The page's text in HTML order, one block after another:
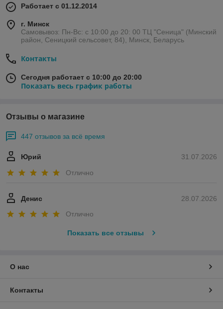
Работает с 01.12.2014
г. Минск
Самовывоз: Пн-Вс: с 10:00 до 20: 00 ТЦ "Сеница" (Минский
район, Сеницкий сельсовет, 84), Минск, Беларусь
Контакты
Сегодня работает с 10:00 до 20:00
Показать весь график работы
Отзывы о магазине
447 отзывов за всё время
31.07.2026
Юрий
Отлично
28.07.2026
Денис
Отлично
Показать все отзывы
О нас
Контакты